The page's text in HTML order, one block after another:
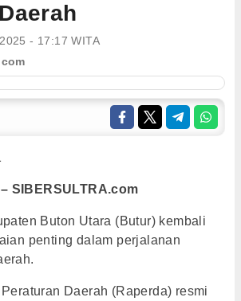
- 17:17 WITA
SIBERSULTRA.com
Buton Utara (Butur) kembali
penting dalam perjalanan
Daerah (Raperda) resmi